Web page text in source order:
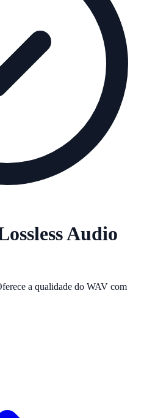
Audio
a qualidade do WAV com